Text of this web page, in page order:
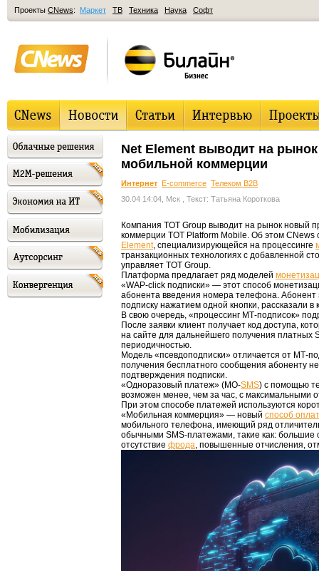
Проекты CNews: Маркет ТВ Техника Наука Софт
Net Element выводит на
мобильной коммерции
Интернет E-commerce Телеком B2B
30.04 14:04, Мск , Текст: Татьяна Короткова
Компания TOT Group выводит на рынок новый
коммерции TOT Platform Mobile. Об этом
Element, специализирующейся на процессинге
транзакционных технологиях с добавленной
управляет TOT Group.
Платформа предлагает ряд моделей
«WAP-click подписки» — этот способ
абонента введения номера телефона. Абонент
подписку нажатием одной кнопки, рассказали в
В свою очередь, «процессинг МТ-подписок»
После заявки клиент получает код доступа,
на сайте для дальнейшего получения платных
периодичностью.
Модель «псевдоподписки» отличается от МТ-
получения бесплатного сообщения абоненту
подтверждения подписки.
«Одноразовый платеж» (MO-SMS) с помощью
возможен менее, чем за час, с максимальными
При этом способе платежей используются
«Мобильная коммерция» — новый способ
мобильного телефона, имеющий ряд
обычными SMS-платежами, такие как: большие
отсутствие фрода, повышенные отчисления,